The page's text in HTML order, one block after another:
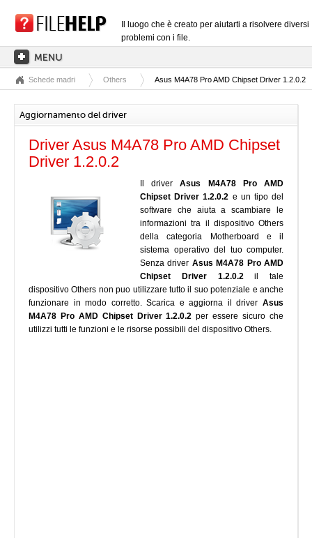
Il luogo che è creato per aiutarti a risolvere diversi
problemi con i file.
PAGINA PRINCIPALE
CATEGORIE DELLE ESTENSIONI
FILE DLL
SOFTWARE
Schede madri Others Asus M4A78 Pro AMD Chipset Driver 1.2.0.2
Aggiornamento del driver
Driver Asus M4A78 Pro AMD Chipset
Driver 1.2.0.2
Il driverAsus M4A78 Pro AMD
Chipset Driver 1.2.0.2 e un tipo del
software che aiuta a scambiare le
informazioni tra il dispositivo Others
della categoria Motherboard e il
sistema operativo del tuo computer.
Senza driver Asus M4A78 Pro AMD
Chipset Driver 1.2.0.2il tale
dispositivo Others non puo utilizzare tutto il suo potenziale e anche
funzionare in modo corretto. Scarica e aggiorna il driver Asus
M4A78 Pro AMD Chipset Driver 1.2.0.2 per essere sicuro che
utilizzi tutti le funzioni e le risorse possibili del dispositivo Others.